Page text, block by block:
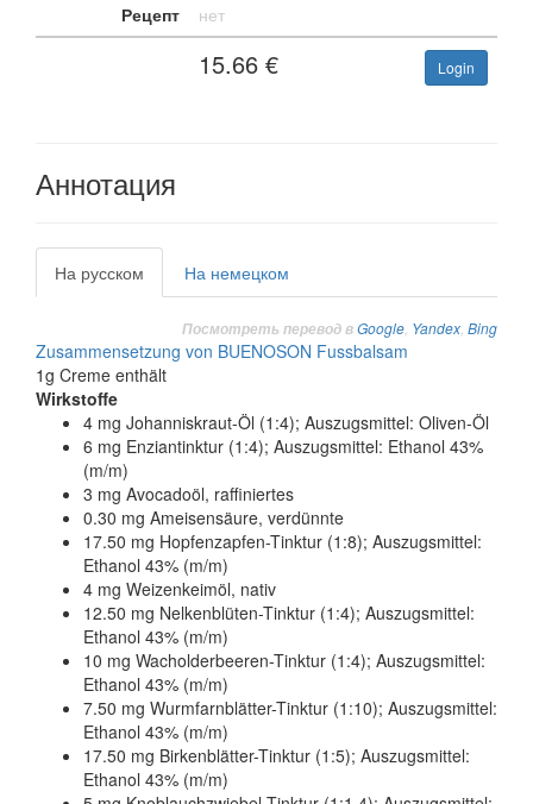
Рецепт
нет
15.66 € Login
Аннотация
На русском На немецком
Посмотреть перевод вGoogle Yandex Bing
Zusammensetzung von BUENOSON Fussbalsam
1g Creme enthält
Wirkstoffe
4 mg Johanniskraut-Öl (1:4); Auszugsmittel: Oliven-Öl
6 mg Enziantinktur (1:4); Auszugsmittel: Ethanol 43%
(m/m)
3 mg Avocadoöl, raffiniertes
0.30 mg Ameisensäure, verdünnte
17.50 mg Hopfenzapfen-Tinktur (1:8); Auszugsmittel:
Ethanol 43% (m/m)
4 mg Weizenkeimöl, nativ
12.50 mg Nelkenblüten-Tinktur (1:4); Auszugsmittel:
Ethanol 43% (m/m)
10 mg Wacholderbeeren-Tinktur (1:4); Auszugsmittel:
Ethanol 43% (m/m)
7.50 mg Wurmfarnblätter-Tinktur (1:10); Auszugsmittel:
Ethanol 43% (m/m)
17.50 mg Birkenblätter-Tinktur (1:5); Auszugsmittel:
Ethanol 43% (m/m)